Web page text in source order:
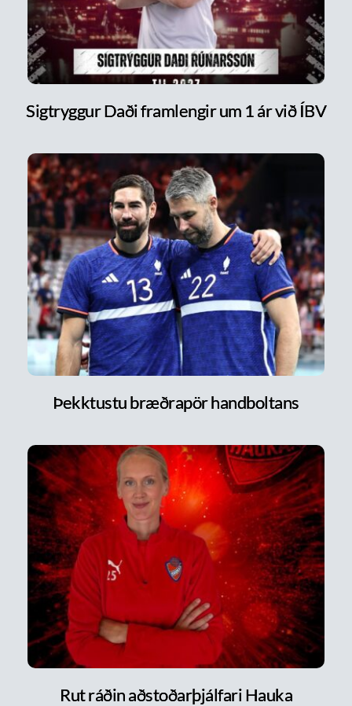
Sigtryggur Daði framlengir um 1 ár við ÍBV
Þekktustu bræðrapör handboltans
Rut ráðin aðstoðarþjálfari Hauka